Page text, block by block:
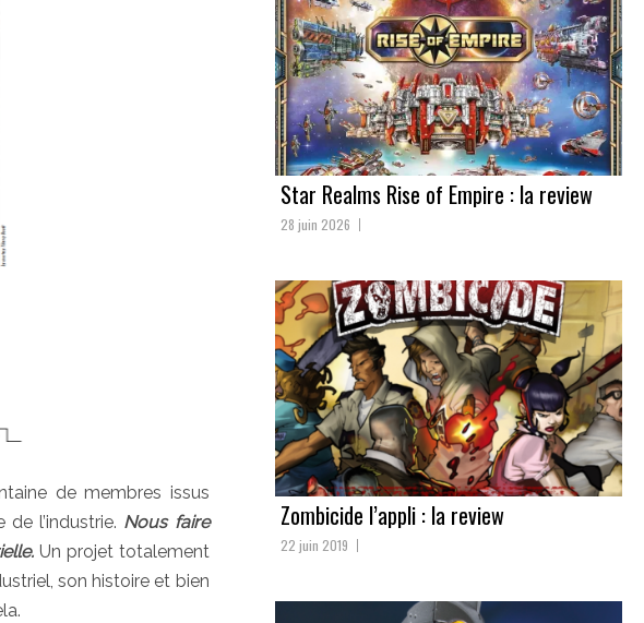
de membres issus
l’industrie. Nous faire
Un projet totalement
son histoire et bien
Star Realms Rise of Empire : la review
28 juin 2026
Zombicide l’appli : la review
22 juin 2019